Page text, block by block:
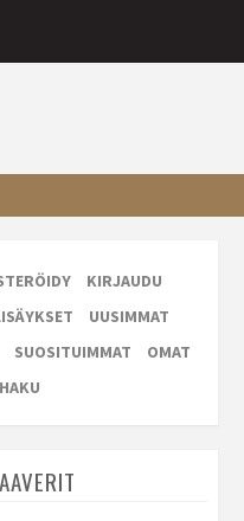
KIRJAUDU
UUSIMMAT
SUOSITUIMMAT
OMAT
HAKU